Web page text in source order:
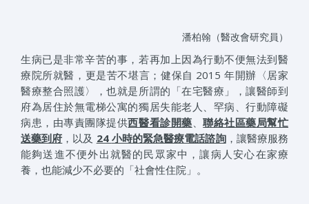
潘柏翰（醫改會研究員）
生病已是非常辛苦的事，若再加上因為行動不便無法到醫
療院所就醫，更是苦不堪言；健保自 2015 年開辦〈居家
醫療整合照護〉，也就是所謂的「在宅醫療」，讓醫師到
府為居住於無電梯公寓的獨居失能老人、罕病、行動障礙
病患，由專責團隊提供西醫看診開藥 、聯絡社區藥局幫忙
送藥到府 ，以及 24 小時的緊急醫療電話諮詢，讓醫療服務
能夠送進不便外出就醫的民眾家中，讓病人安心在家療
養，也能減少不必要的「社會性住院」。